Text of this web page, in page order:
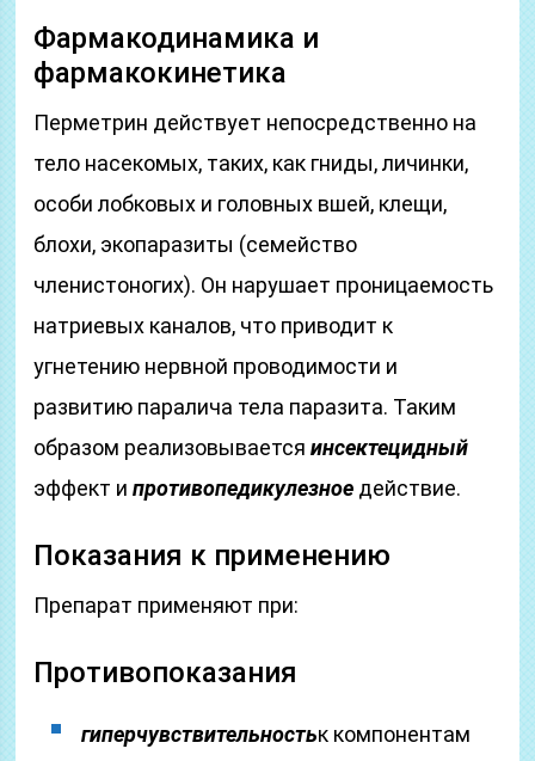
Фармакодинамика и
фармакокинетика
Перметрин действует непосредственно на
тело насекомых, таких, как гниды, личинки,
особи лобковых и головных вшей, клещи,
блохи, экопаразиты (семейство
членистоногих). Он нарушает проницаемость
натриевых каналов, что приводит к
угнетению нервной проводимости и
развитию паралича тела паразита. Таким
образом реализовываетсяинсектецидный
эффект ипротивопедикулезное действие.
Показания к применению
Препарат применяют при:
Противопоказания
гиперчувствительностьк компонентам